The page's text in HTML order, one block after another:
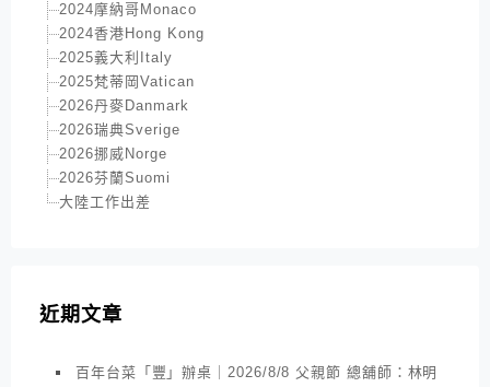
2024摩納哥Monaco
2024香港Hong Kong
2025義大利Italy
2025梵蒂岡Vatican
2026丹麥Danmark
2026瑞典Sverige
2026挪威Norge
2026芬蘭Suomi
大陸工作出差
近期文章
百年台菜「豐」辦桌｜2026/8/8 父親節 總舖師：林明